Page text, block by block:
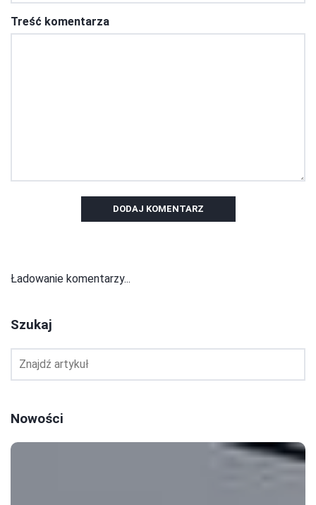
Treść komentarza
DODAJ KOMENTARZ
Ładowanie komentarzy...
Szukaj
Nowości